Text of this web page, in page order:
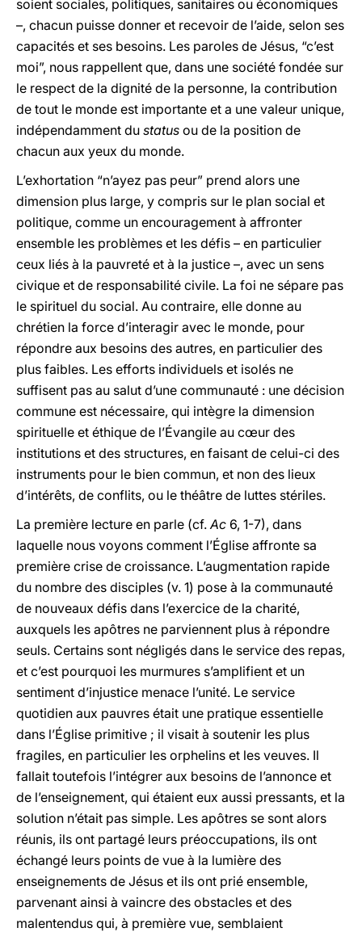
soient sociales, politiques, sanitaires ou économiques
–, chacun puisse donner et recevoir de l’aide, selon ses
capacités et ses besoins. Les paroles de Jésus, “c’est
moi”, nous rappellent que, dans une société fondée sur
le respect de la dignité de la personne, la contribution
de tout le monde est importante et a une valeur unique,
indépendamment du status ou de la position de
chacun aux yeux du monde.
L’exhortation “n’ayez pas peur” prend alors une
dimension plus large, y compris sur le plan social et
politique, comme un encouragement à affronter
ensemble les problèmes et les défis – en particulier
ceux liés à la pauvreté et à la justice –, avec un sens
civique et de responsabilité civile. La foi ne sépare pas
le spirituel du social. Au contraire, elle donne au
chrétien la force d’interagir avec le monde, pour
répondre aux besoins des autres, en particulier des
plus faibles. Les efforts individuels et isolés ne
suffisent pas au salut d’une communauté : une décision
commune est nécessaire, qui intègre la dimension
spirituelle et éthique de l’Évangile au cœur des
institutions et des structures, en faisant de celui-ci des
instruments pour le bien commun, et non des lieux
d’intérêts, de conflits, ou le théâtre de luttes stériles.
La première lecture en parle (cf.Ac 6, 1-7), dans
laquelle nous voyons comment l’Église affronte sa
première crise de croissance. L’augmentation rapide
du nombre des disciples (v. 1) pose à la communauté
de nouveaux défis dans l’exercice de la charité,
auxquels les apôtres ne parviennent plus à répondre
seuls. Certains sont négligés dans le service des repas,
et c’est pourquoi les murmures s’amplifient et un
sentiment d’injustice menace l’unité. Le service
quotidien aux pauvres était une pratique essentielle
dans l’Église primitive ; il visait à soutenir les plus
fragiles, en particulier les orphelins et les veuves. Il
fallait toutefois l’intégrer aux besoins de l’annonce et
de l’enseignement, qui étaient eux aussi pressants, et la
solution n’était pas simple. Les apôtres se sont alors
réunis, ils ont partagé leurs préoccupations, ils ont
échangé leurs points de vue à la lumière des
enseignements de Jésus et ils ont prié ensemble,
parvenant ainsi à vaincre des obstacles et des
malentendus qui, à première vue, semblaient